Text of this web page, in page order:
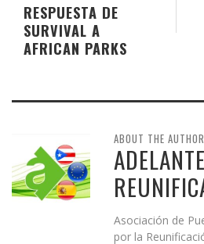
RESPUESTA DE
SURVIVAL A
AFRICAN PARKS
ABOUT THE AUTHOR
ADELANTE
Asociación de
por la